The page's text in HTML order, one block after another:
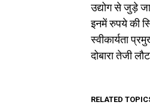
उद्योग से जुड़े
इनमें रुपये की
स्वीकार्यता
दोबारा तेजी
RELATED